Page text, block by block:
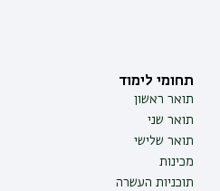
תחומי לימוד
תואר ראשון
תואר שני
תואר שלישי
מכינות
תוכניות העשרה